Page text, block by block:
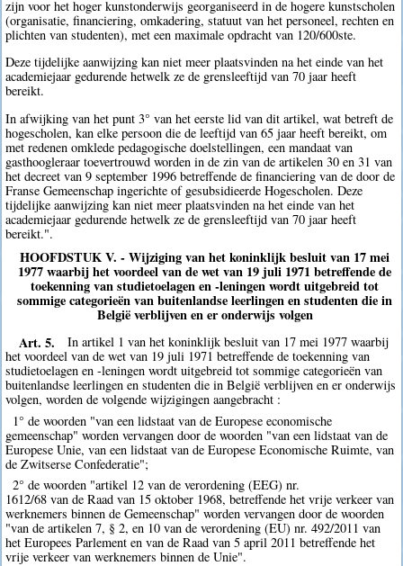
zijn voor het hoger kunstonderwijs georganiseerd in de hogere kunstscholen
(organisatie, financiering, omkadering, statuut van het personeel, rechten en
plichten van studenten), met een maximale opdracht van 120/600ste.
Deze tijdelijke aanwijzing kan niet meer plaatsvinden na het einde van het
academiejaar gedurende hetwelk ze de grensleeftijd van 70 jaar heeft
bereikt.
In afwijking van het punt 3° van het eerste lid van dit artikel, wat betreft de
hogescholen, kan elke persoon die de leeftijd van 65 jaar heeft bereikt, om
met redenen omklede pedagogische doelstellingen, een mandaat van
gasthoogleraar toevertrouwd worden in de zin van de artikelen 30 en 31 van
het decreet van 9 september 1996 betreffende de financiering van de door de
Franse Gemeenschap ingerichte of gesubsidieerde Hogescholen. Deze
tijdelijke aanwijzing kan niet meer plaatsvinden na het einde van het
academiejaar gedurende hetwelk ze de grensleeftijd van 70 jaar heeft
bereikt.".
HOOFDSTUK V. - Wijziging van het koninklijk besluit van 17 mei
1977 waarbij het voordeel van de wet van 19 juli 1971 betreffende de
toekenning van studietoelagen en -leningen wordt uitgebreid tot
sommige categorieën van buitenlandse leerlingen en studenten die in
België verblijven en er onderwijs volgen
Art. 5.
In artikel 1 van het koninklijk besluit van 17 mei 1977 waarbij
het voordeel van de wet van 19 juli 1971 betreffende de toekenning van
studietoelagen en -leningen wordt uitgebreid tot sommige categorieën van
buitenlandse leerlingen en studenten die in België verblijven en er onderwijs
volgen, worden de volgende wijzigingen aangebracht :
1° de woorden "van een lidstaat van de Europese economische
gemeenschap" worden vervangen door de woorden "van een lidstaat van de
Europese Unie, van een lidstaat van de Europese Economische Ruimte, van
de Zwitserse Confederatie";
2° de woorden "artikel 12 van de verordening (EEG) nr.
1612/68 van de Raad van 15 oktober 1968, betreffende het vrije verkeer van
werknemers binnen de Gemeenschap" worden vervangen door de woorden
"van de artikelen 7, § 2, en 10 van de verordening (EU) nr. 492/2011 van
het Europees Parlement en van de Raad van 5 april 2011 betreffende het
vrije verkeer van werknemers binnen de Unie".